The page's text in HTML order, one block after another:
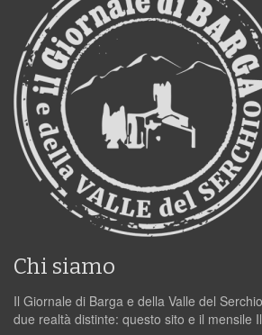
Chi siamo
Il Giornale di Barga e della Valle del
due realtà distinte: questo sito e il mensile